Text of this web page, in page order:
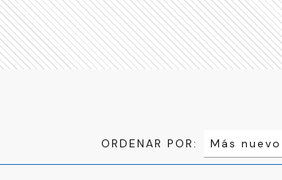
ORDENAR POR:
Más nuevo
Relevancia